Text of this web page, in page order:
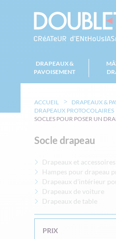
DRAPEAUX &
PAVOISEMENT
ACCUEIL
DRAPEAUX &
DRAPEAUX PROTOCOLAIRES
SOCLES POUR POSER UN
Socle drapeau
Drapeaux et
Hampes pour drapeau
Drapeaux d'intérieur
Drapeaux de voiture
Drapeaux de table
PRIX